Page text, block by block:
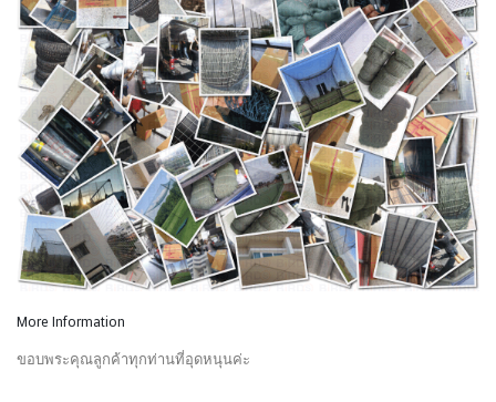
More Information
ขอบพระคุณลูกค้าทุกท่านที่อุดหนุนค่ะ